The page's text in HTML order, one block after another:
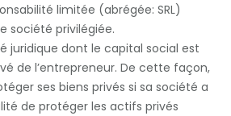
limitée (abrégée: SRL)
société privilégiée.
juridique dont le capital social est
de l’entrepreneur. De cette façon,
ses biens privés si sa société a
de protéger les actifs privés